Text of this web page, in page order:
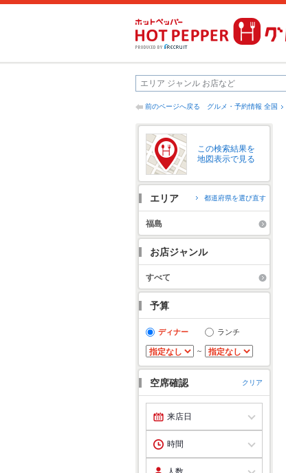
前のページへ戻る グルメ・予約情報 全国
この検索結果を
地図表示で見る
エリア 都道府県を選び直す
福島
お店ジャンル
すべて
予算
ディナー ランチ
～
空席確認 クリア